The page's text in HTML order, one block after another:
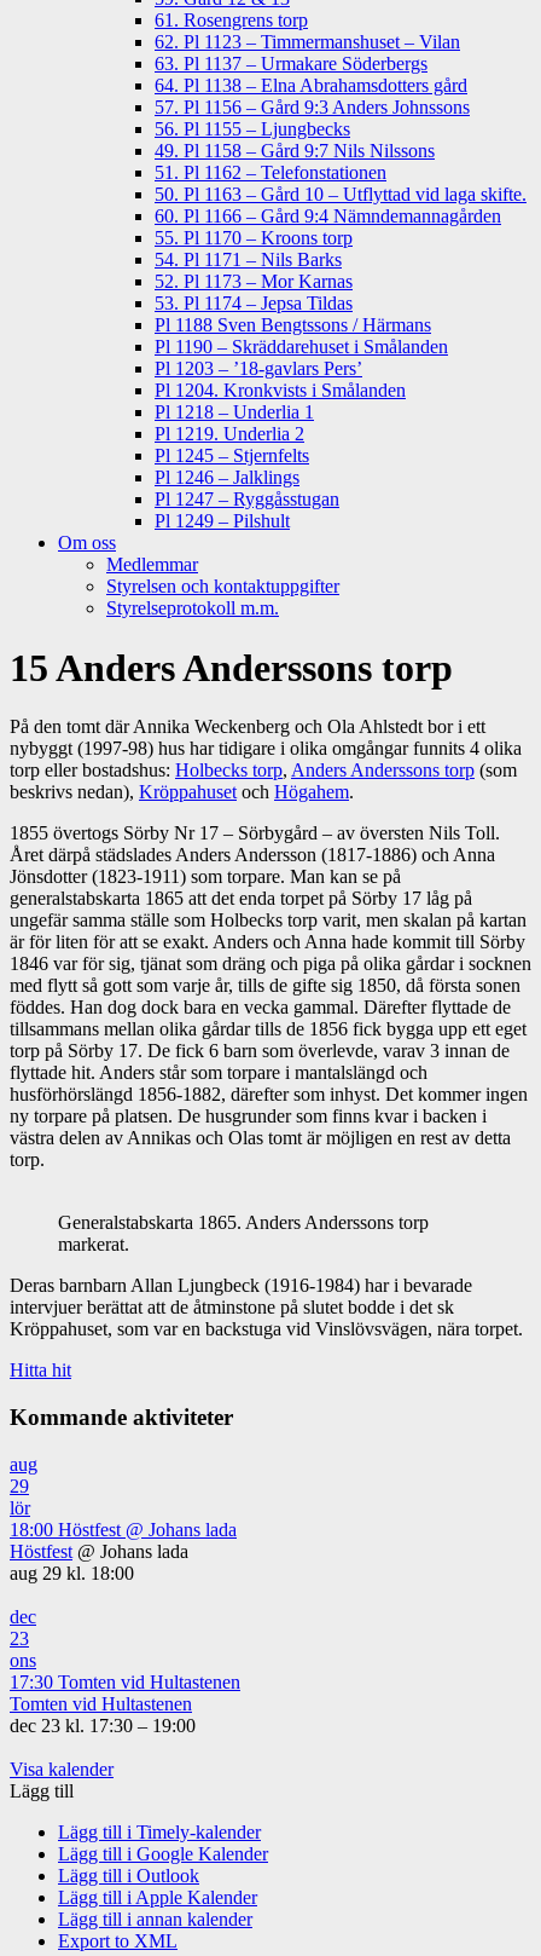
61. Rosengrens torp
62. Pl 1123 – Timmermanshuset – Vilan
63. Pl 1137 – Urmakare Söderbergs
64. Pl 1138 – Elna Abrahamsdotters gård
57. Pl 1156 – Gård 9:3 Anders Johnssons
56. Pl 1155 – Ljungbecks
49. Pl 1158 – Gård 9:7 Nils Nilssons
51. Pl 1162 – Telefonstationen
50. Pl 1163 – Gård 10 – Utflyttad vid laga skifte.
60. Pl 1166 – Gård 9:4 Nämndemannagården
55. Pl 1170 – Kroons torp
54. Pl 1171 – Nils Barks
52. Pl 1173 – Mor Karnas
53. Pl 1174 – Jepsa Tildas
Pl 1188 Sven Bengtssons / Härmans
Pl 1190 – Skräddarehuset i Smålanden
Pl 1203 – ’18-gavlars Pers’
Pl 1204. Kronkvists i Smålanden
Pl 1218 – Underlia 1
Pl 1219. Underlia 2
Pl 1245 – Stjernfelts
Pl 1246 – Jalklings
Pl 1247 – Ryggåsstugan
Pl 1249 – Pilshult
Om oss
Medlemmar
Styrelsen och kontaktuppgifter
Styrelseprotokoll m.m.
15 Anders Anderssons torp
På den tomt där Annika Weckenberg och Ola Ahlstedt bor i ett
nybyggt (1997-98) hus har tidigare i olika omgångar funnits 4 olika
torp eller bostadshus: Holbecks torp, Anders Anderssons torp (som
beskrivs nedan), Kröppahuset och Högahem.
1855 övertogs Sörby Nr 17 – Sörbygård – av översten Nils Toll.
Året därpå städslades Anders Andersson (1817-1886) och Anna
Jönsdotter (1823-1911) som torpare. Man kan se på
generalstabskarta 1865 att det enda torpet på Sörby 17 låg på
ungefär samma ställe som Holbecks torp varit, men skalan på kartan
är för liten för att se exakt. Anders och Anna hade kommit till Sörby
1846 var för sig, tjänat som dräng och piga på olika gårdar i socknen
med flytt så gott som varje år, tills de gifte sig 1850, då första sonen
föddes. Han dog dock bara en vecka gammal. Därefter flyttade de
tillsammans mellan olika gårdar tills de 1856 fick bygga upp ett eget
torp på Sörby 17. De fick 6 barn som överlevde, varav 3 innan de
flyttade hit. Anders står som torpare i mantalslängd och
husförhörslängd 1856-1882, därefter som inhyst. Det kommer ingen
ny torpare på platsen. De husgrunder som finns kvar i backen i
västra delen av Annikas och Olas tomt är möjligen en rest av detta
torp.
Generalstabskarta 1865. Anders Anderssons torp
markerat.
Deras barnbarn Allan Ljungbeck (1916-1984) har i bevarade
intervjuer berättat att de åtminstone på slutet bodde i det sk
Kröppahuset, som var en backstuga vid Vinslövsvägen, nära torpet.
Hitta hit
Kommande aktiviteter
aug
29
lör
18:00 Höstfest @ Johans lada
Höstfest @ Johans lada
aug 29 kl. 18:00
dec
23
ons
17:30 Tomten vid Hultastenen
Tomten vid Hultastenen
dec 23 kl. 17:30 – 19:00
Visa kalender
Lägg till
Lägg till i Timely-kalender
Lägg till i Google Kalender
Lägg till i Outlook
Lägg till i Apple Kalender
Lägg till i annan kalender
Export to XML